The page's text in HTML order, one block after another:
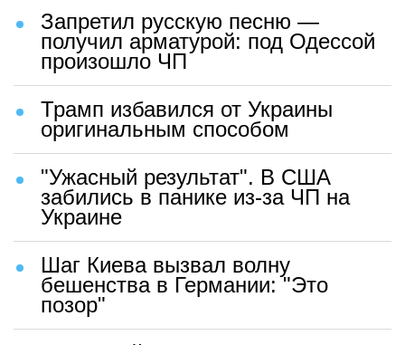
Запретил русскую песню —
получил арматурой: под Одессой
произошло ЧП
Трамп избавился от Украины
оригинальным способом
"Ужасный результат". В США
забились в панике из-за ЧП на
Украине
Шаг Киева вызвал волну
бешенства в Германии: "Это
позор"